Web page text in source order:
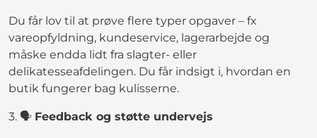
Du får lov til at prøve flere typer opgaver – fx
vareopfyldning, kundeservice, lagerarbejde og
måske endda lidt fra slagter- eller
delikatesseafdelingen. Du får indsigt i, hvordan en
butik fungerer bag kulisserne.
3. 🗣️ Feedback og støtte undervejs